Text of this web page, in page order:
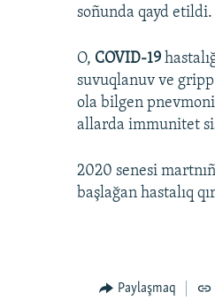
soñunda qayd etildi.
O, COVID-19
suvuqlanuv ve
ola bilgen
allarda immunitet
2020 senesi
başlağan hastalıq
Paylaşmaq